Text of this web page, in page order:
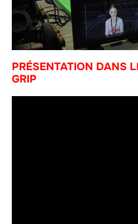
PRÉSENTATION DANS
GRIP